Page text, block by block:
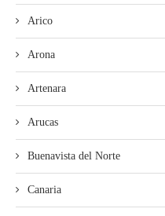
Arico
Arona
Artenara
Arucas
Buenavista del Norte
Canaria